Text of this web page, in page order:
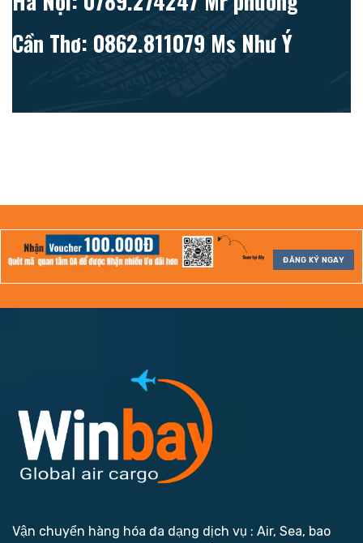
Cần Thơ: 0862.811079 Ms Như Ý
ĐĂNG KÝ NGAY
Vận chuyển hàng hóa đa dạng dịch vụ : Air, Sea, bao